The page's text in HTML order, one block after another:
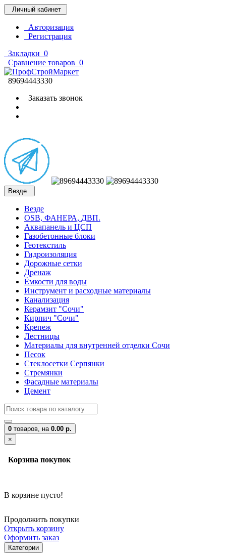
Личный кабинет
Авторизация
Регистрация
Закладки 0
Сравнение товаров 0
89694443330
Заказать звонок
Везде
Везде
OSB, ФАНЕРА, ДВП.
Аквапанель и ЦСП
Газобетонные блоки
Геотекстиль
Гидроизоляция
Дорожные сетки
Дренаж
Ёмкости для воды
Инструмент и расходные материалы
Канализация
Керамзит "Сочи"
Кирпич "Сочи"
Крепеж
Лестницы
Материалы для внутренней отделки Сочи
Песок
Стеклосетки Серпянки
Стремянки
Фасадные материалы
Цемент
0 товаров, на 0.00 р.
×
Корзина покупок
В корзине пусто!
Продолжить покупки
Открыть корзину
Оформить заказ
Категории